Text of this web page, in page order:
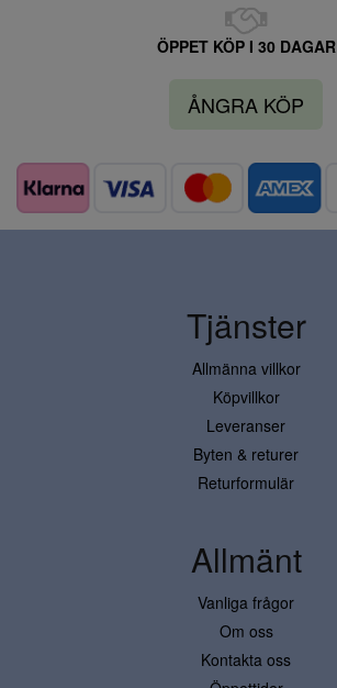
ÖPPET KÖP I 30 DAGAR
ÅNGRA KÖP
Tjänster
Allmänna villkor
Köpvillkor
Leveranser
Byten & returer
Returformulär
Allmänt
Vanliga frågor
Om oss
Kontakta oss